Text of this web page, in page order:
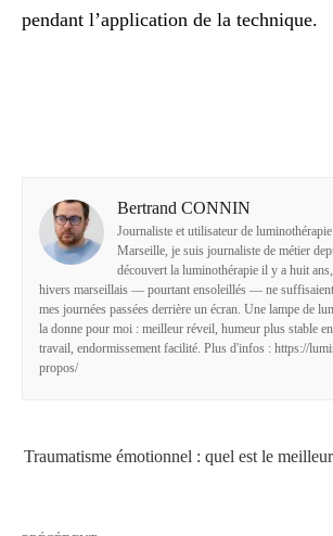
pendant l’application de la technique.
Bertrand CONNIN
Journaliste et utilisateur de
Marseille, je suis journaliste de métier
découvert la luminothérapie il y a huit
hivers marseillais — pourtant ensoleillés — ne
mes journées passées derrière un écran. Une lampe de
la donne pour moi : meilleur réveil, humeur plus stable
travail, endormissement facilité. Plus d'infos : https://
propos/
Traumatisme émotionnel : quel est le